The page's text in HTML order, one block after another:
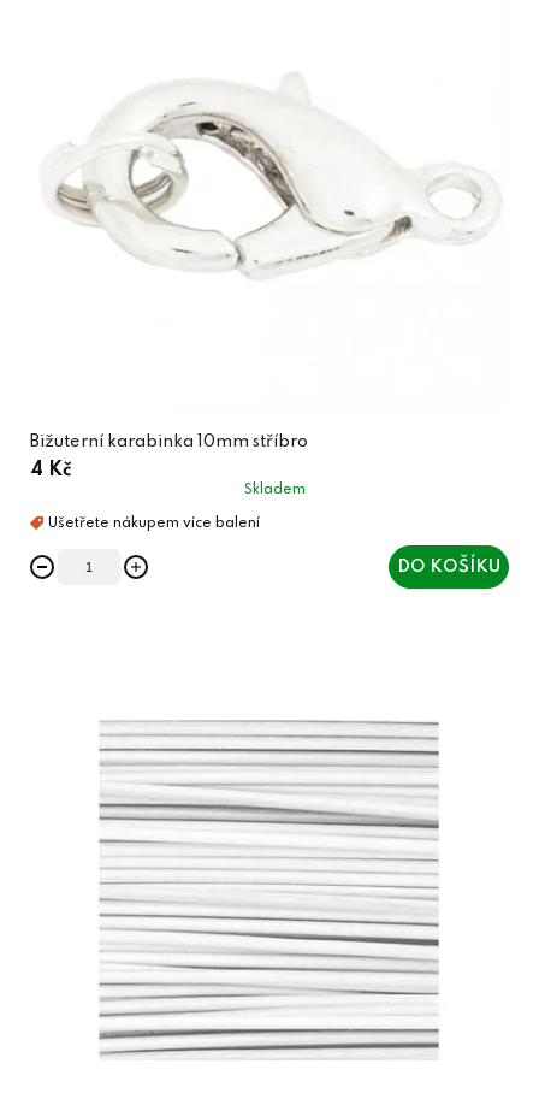
Bižuterní karabinka 10mm stříbro
4 Kč
Skladem
DO KOŠÍKU